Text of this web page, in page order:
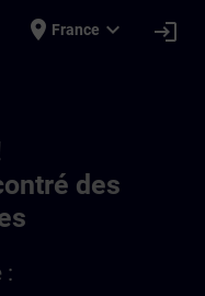
place France expand_more login
des
: